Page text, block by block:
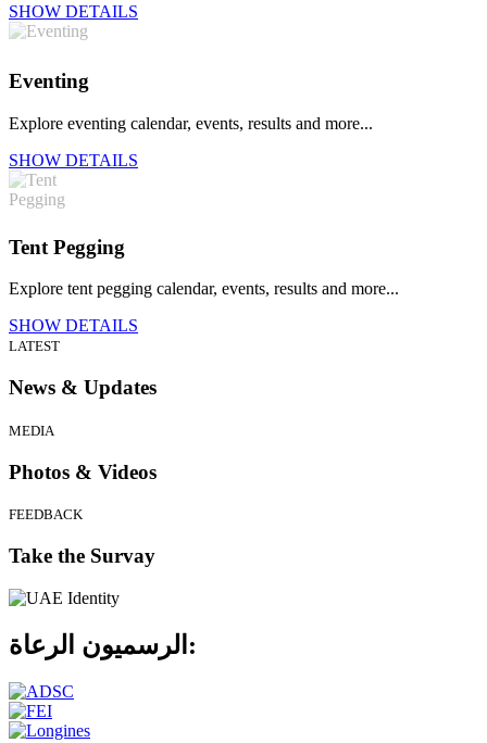
SHOW DETAILS
Eventing
Explore eventing calendar, events, results and more...
SHOW DETAILS
Tent Pegging
Explore tent pegging calendar, events, results and more...
SHOW DETAILS
LATEST
News & Updates
MEDIA
Photos & Videos
FEEDBACK
Take the Survay
الرسميون الرعاة: